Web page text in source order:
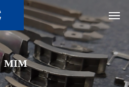
MIM